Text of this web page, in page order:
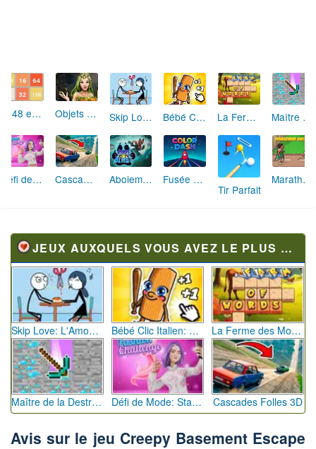
2048 en ligne Objets Cachés Protectrices des Rêves Skip Love: L'Amour en Péril Bébé Clic Italien: La Folie des Petits Bambins La Ferme des Mots - Cultivez votre Vocabulaire Maître de la Destruction: Fusion de Pioches
Défi de Mode: Star du Podium Cascades Folles 3D Aboiement Stellaire : Aventure Canine Fusée Chromatique: La Course des Couleurs
Tir Parfait
Marathon Champion io
JEUX AUXQUELS VOUS AVEZ LE PLUS JOUÉ
Skip Love: L'Amour en Péril Bébé Clic Italien: La Folie des Petits Bambins La Ferme des Mots - Cultivez votre Vocabulaire
Maître de la Destruction: Fusion de Pioches Défi de Mode: Star du Podium Cascades Folles 3D
Avis sur le jeu Creepy Basement Escape